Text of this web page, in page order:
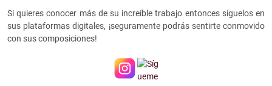
Si quieres conocer más de su increíble trabajo entonces síguelos en
sus plataformas digitales, ¡seguramente podrás sentirte conmovido
con sus composiciones!